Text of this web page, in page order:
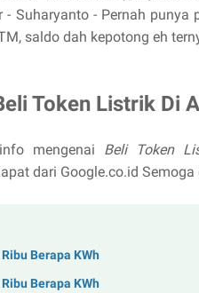
- Suharyanto - Pernah
saldo dah kepotong eh
Token Listrik Di
mengenai Beli Token
dari Google.co.id
Berapa KWh
Berapa KWh